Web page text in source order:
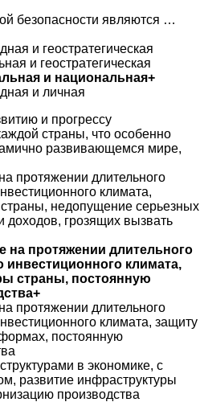
безопасности являются …
и геостратегическая
и геостратегическая
и национальная+
и личная
и прогрессу
страны, что особенно
развивающемся мире,
протяжении длительного
климата,
недопущение серьезных
доходов, грозящих вызвать
на протяжении длительного
инвестиционного климата,
страны, постоянную
протяжении длительного
климата, защиту
постоянную
в экономике, с
развитие инфраструктуры
производства